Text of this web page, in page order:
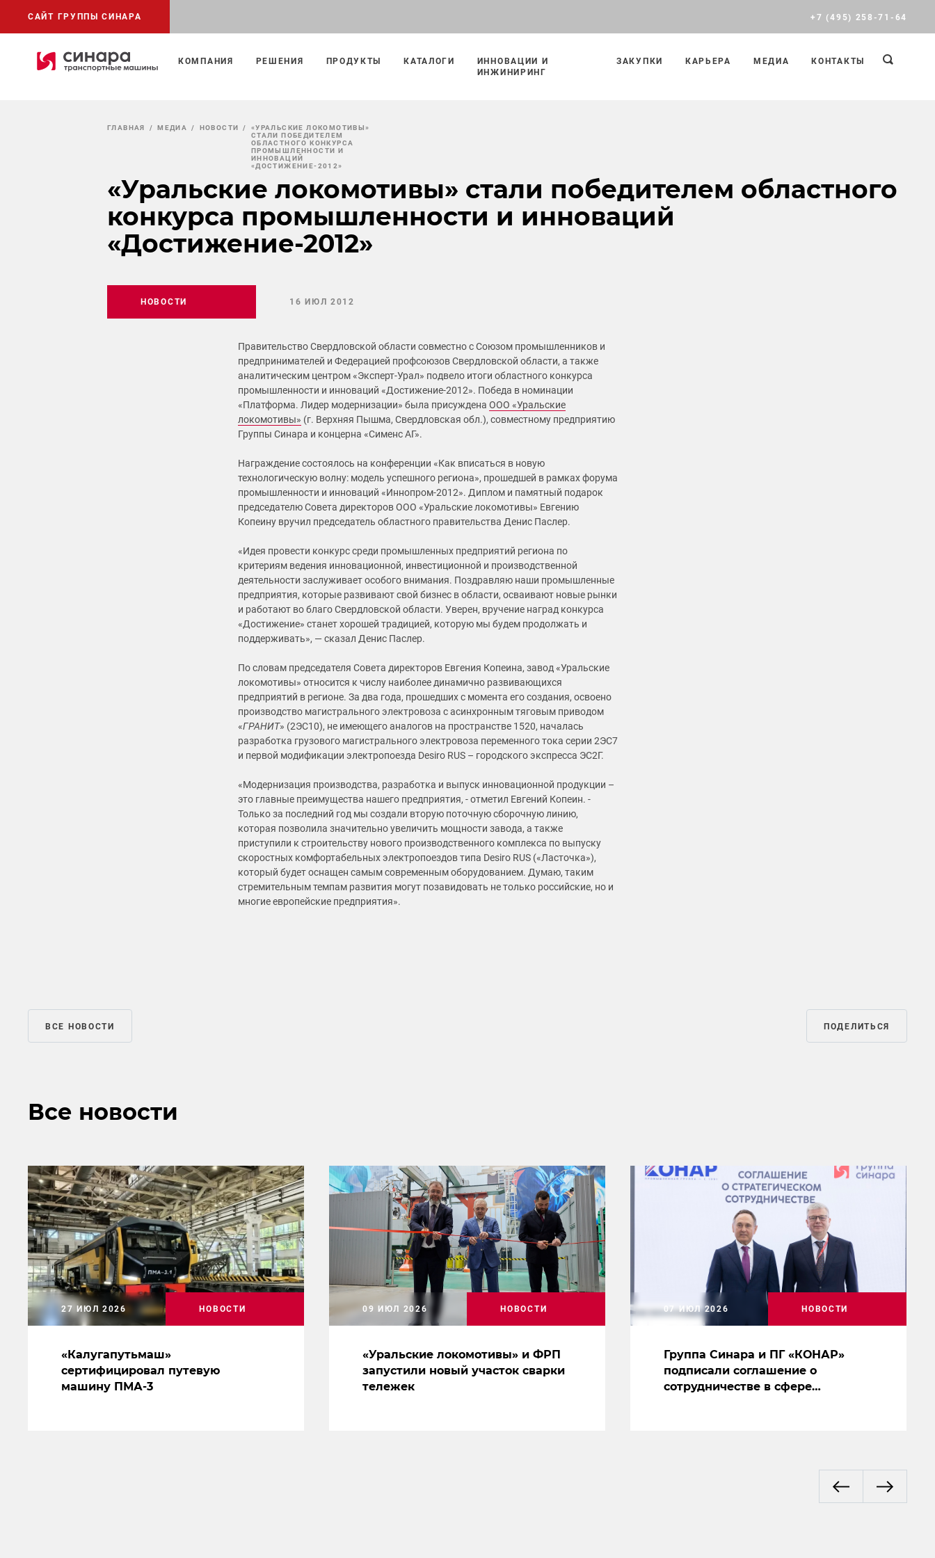
САЙТ ГРУППЫ СИНАРА +7 (495) 258-71-64
КОМПАНИЯ РЕШЕНИЯ ПРОДУКТЫ КАТАЛОГИ
ИННОВАЦИИ И
ИНЖИНИРИНГ
ЗАКУПКИ КАРЬЕРА МЕДИА КОНТАКТЫ
ГЛАВНАЯ МЕДИА НОВОСТИ
«УРАЛЬСКИЕ ЛОКОМОТИВЫ»
СТАЛИ ПОБЕДИТЕЛЕМ
ОБЛАСТНОГО КОНКУРСА
ПРОМЫШЛЕННОСТИ И
ИННОВАЦИЙ
«ДОСТИЖЕНИЕ-2012»
«Уральские локомотивы» стали победителем областного
конкурса промышленности и инноваций
«Достижение-2012»
НОВОСТИ 16 ИЮЛ 2012
Правительство Свердловской области совместно с Союзом промышленников и
предпринимателей и Федерацией профсоюзов Свердловской области, а также
аналитическим центром «Эксперт-Урал» подвело итоги областного конкурса
промышленности и инноваций «Достижение-2012». Победа в номинации
«Платформа. Лидер модернизации» была присуждена ООО «Уральские
локомотивы» (г. Верхняя Пышма, Свердловская обл.), совместному предприятию
Группы Синара и концерна «Сименс АГ».
Награждение состоялось на конференции «Как вписаться в новую
технологическую волну: модель успешного региона», прошедшей в рамках форума
промышленности и инноваций «Иннопром-2012». Диплом и памятный подарок
председателю Совета директоров ООО «Уральские локомотивы» Евгению
Копеину вручил председатель областного правительства Денис Паслер.
«Идея провести конкурс среди промышленных предприятий региона по
критериям ведения инновационной, инвестиционной и производственной
деятельности заслуживает особого внимания. Поздравляю наши промышленные
предприятия, которые развивают свой бизнес в области, осваивают новые рынки
и работают во благо Свердловской области. Уверен, вручение наград конкурса
«Достижение» станет хорошей традицией, которую мы будем продолжать и
поддерживать», — сказал Денис Паслер.
По словам председателя Совета директоров Евгения Копеина, завод «Уральские
локомотивы» относится к числу наиболее динамично развивающихся
предприятий в регионе. За два года, прошедших с момента его создания, освоено
производство магистрального электровоза с асинхронным тяговым приводом
«ГРАНИТ» (2ЭС10), не имеющего аналогов на пространстве 1520, началась
разработка грузового магистрального электровоза переменного тока серии 2ЭС7
и первой модификации электропоезда Desiro RUS – городского экспресса ЭС2Г.
«Модернизация производства, разработка и выпуск инновационной продукции –
это главные преимущества нашего предприятия, - отметил Евгений Копеин. -
Только за последний год мы создали вторую поточную сборочную линию,
которая позволила значительно увеличить мощности завода, а также
приступили к строительству нового производственного комплекса по выпуску
скоростных комфортабельных электропоездов типа Desiro RUS («Ласточка»),
который будет оснащен самым современным оборудованием. Думаю, таким
стремительным темпам развития могут позавидовать не только российские, но и
многие европейские предприятия».
ВСЕ НОВОСТИ ПОДЕЛИТЬСЯ
Все новости
«Калугапутьмаш»
сертифицировал путевую
машину ПМА-3
27 ИЮЛ 2026 НОВОСТИ
«Уральские локомотивы» и ФРП
запустили новый участок сварки
тележек
09 ИЮЛ 2026 НОВОСТИ
Группа Синара и ПГ «КОНАР»
подписали соглашение о
сотрудничестве в сфере
07 ИЮЛ 2026 НОВОСТИ